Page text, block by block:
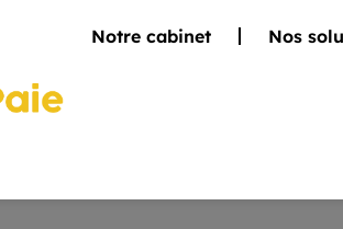
Notre cabinet Nos